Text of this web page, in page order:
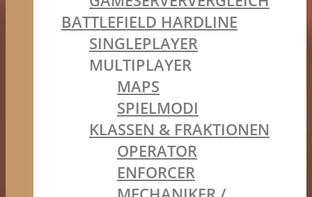
BATTLEFIELD HARDLINE
SINGLEPLAYER
MULTIPLAYER
MAPS
SPIELMODI
KLASSEN & FRAKTIONEN
OPERATOR
ENFORCER